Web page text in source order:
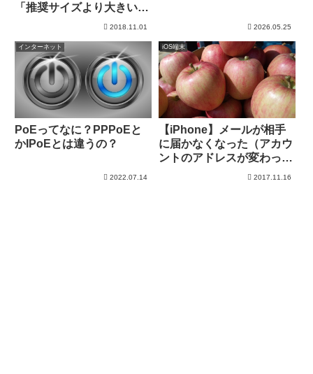
「推奨サイズより大きい画
像を指定してください」に
2018.11.01 2026.05.25
インターネット
PoEってなに？PPPoEと
かIPoEとは違うの？
2022.07.14
iOS端末
【iPhone】メールが相手
に届かなくなった（アカウ
ントのアドレスが変わっ
2017.11.16